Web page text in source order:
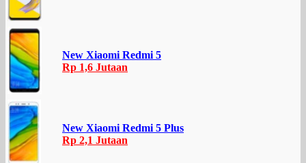
New Xiaomi Redmi 5
Rp 1,6 Jutaan
New Xiaomi Redmi 5 Plus
Rp 2,1 Jutaan